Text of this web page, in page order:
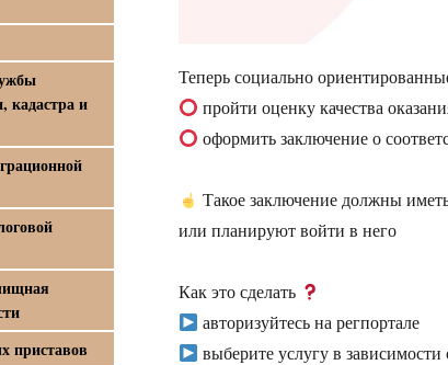
Теперь социально
пройти оценку качества
оформить заключение о
Такое заключение должны
или планируют войти в него
Как это сделать
авторизуйтесь на регпортале
выберите услугу в зависимости
кадастра и
приставов